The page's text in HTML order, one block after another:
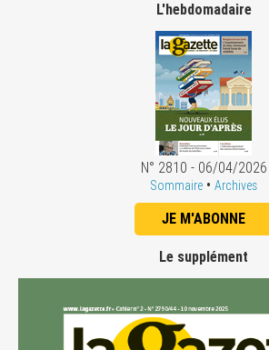
L'hebdomadaire
N° 2810 - 06/04/2026
Sommaire • Archives
JE M'ABONNE
Le supplément